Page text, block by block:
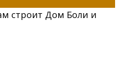
строит Дом Боли и